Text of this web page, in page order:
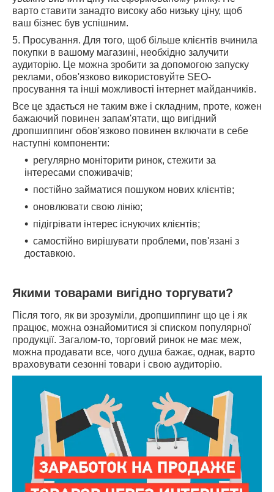
варто ставити занадто високу або низьку ціну, щоб
ваш бізнес був успішним.
5. Просування. Для того, щоб більше клієнтів вчинила
покупки в вашому магазині, необхідно залучити
аудиторію. Це можна зробити за допомогою запуску
реклами, обов'язково використовуйте SEO-
просування та інші можливості інтернет майданчиків.
Все це здається не таким вже і складним, проте, кожен
бажаючий повинен запам'ятати, що вигідний
дропшиппинг обов'язково повинен включати в себе
наступні компоненти:
регулярно моніторити ринок, стежити за
інтересами споживачів;
постійно займатися пошуком нових клієнтів;
оновлювати свою лінію;
підігрівати інтерес існуючих клієнтів;
самостійно вирішувати проблеми, пов'язані з
доставкою.
Якими товарами вигідно торгувати?
Після того, як ви зрозуміли, дропшиппинг що це і як
працює, можна ознайомитися зі списком популярної
продукції. Загалом-то, торговий ринок не має меж,
можна продавати все, чого душа бажає, однак, варто
враховувати сезонні товари і свою аудиторію.